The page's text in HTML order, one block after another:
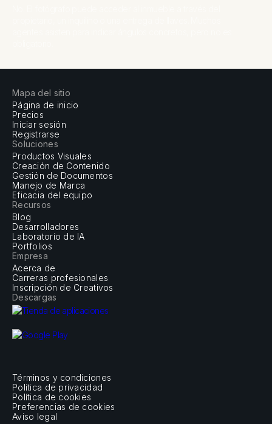
Mapa del sitio
Página de inicio
Precios
Iniciar sesión
Registrarse
Soluciones
Productos Visuales
Creación de Contenido
Gestión de Documentos
Manejo de Marca
Eficacia del equipo
Recursos
Blog
Desarrolladores
Laboratorio de IA
Portfolios
Empresa
Acerca de
Carreras profesionales
Inscripción de Creativos
Descargas
Términos y condiciones
Política de privacidad
Política de cookies
Preferencias de cookies
Aviso legal